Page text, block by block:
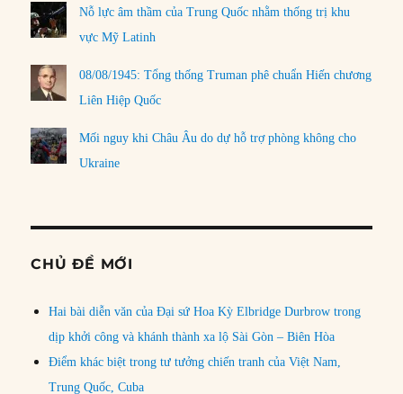
Nỗ lực âm thầm của Trung Quốc nhằm thống trị khu
vực Mỹ Latinh
08/08/1945: Tổng thống Truman phê chuẩn Hiến chương
Liên Hiệp Quốc
Mối nguy khi Châu Âu do dự hỗ trợ phòng không cho
Ukraine
CHỦ ĐỀ MỚI
Hai bài diễn văn của Đại sứ Hoa Kỳ Elbridge Durbrow trong
dịp khởi công và khánh thành xa lộ Sài Gòn – Biên Hòa
Điểm khác biệt trong tư tưởng chiến tranh của Việt Nam,
Trung Quốc, Cuba